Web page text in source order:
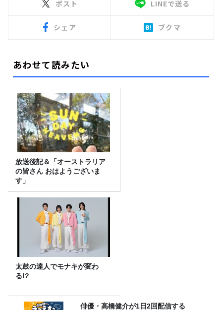
ポスト LINEで送る
シェア ブクマ
あわせて読みたい
放送後記＆「オーストラリア
の皆さん おはようございま
す」
太鼓の達人でモナキが変わ
る!?
俳優・高橋健介が1日2回配信する